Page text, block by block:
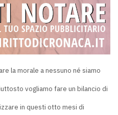
la morale a nessuno né siamo
vogliamo fare un bilancio di
in questi otto mesi di